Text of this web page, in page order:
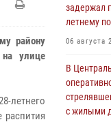
району
улице
летнего
задержал
летнему
06 августа
В
с жилыми